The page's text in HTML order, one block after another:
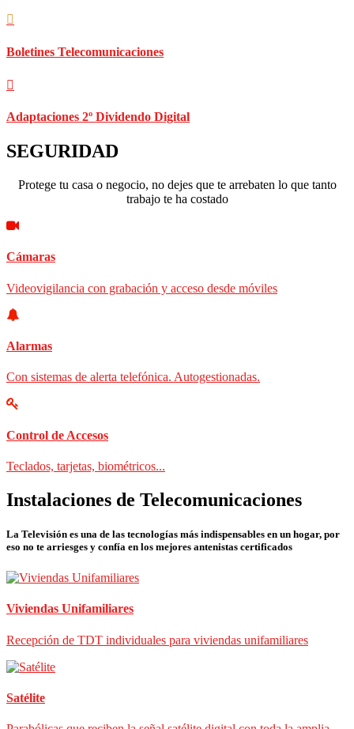
Boletines Telecomunicaciones
Adaptaciones 2º Dividendo Digital
SEGURIDAD
Protege tu casa o negocio, no dejes que te arrebaten lo que tanto
trabajo te ha costado
Cámaras
Videovigilancia con grabación y acceso desde móviles
Alarmas
Con sistemas de alerta telefónica. Autogestionadas.
Control de Accesos
Teclados, tarjetas, biométricos...
Instalaciones de Telecomunicaciones
La Televisión es una de las tecnologías más indispensables en un hogar, por
eso no te arriesges y confía en los mejores antenistas certificados
Viviendas Unifamiliares
Recepción de TDT individuales para viviendas unifamiliares
Satélite